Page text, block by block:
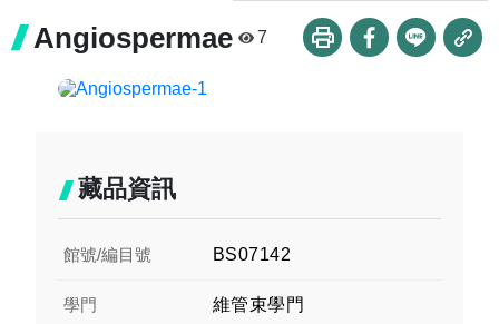
Angiospermae 7
藏品資訊
館號/編目號 BS07142
學門 維管束學門